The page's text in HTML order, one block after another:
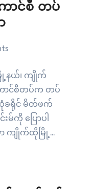
ာင်စီ တပ်
နယ်၊ ကျိုက်
ောင်စီတပ်က တပ်
ခရိုင် မိတ်ဖက်
ကို ပြောပါ
ကျိုက်ထိုမြို့